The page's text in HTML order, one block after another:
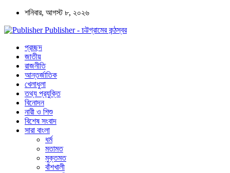
শনিবার, আগস্ট ৮, ২০২৬
Publisher - চট্টগ্রামের কন্ঠস্বর
প্রচ্ছদ
জাতীয়
রাজনীতি
আন্তর্জাতিক
খেলাধুলা
তথ্য প্রযুক্তি
বিনোদন
নারী ও শিশু
বিশেষ সংবাদ
সারা বাংলা
ধর্ম
মতামত
মুক্তমত
বাঁশখালী